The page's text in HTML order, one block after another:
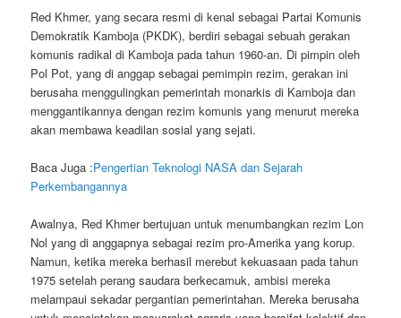
Red Khmer, yang secara resmi di kenal sebagai Partai Komunis
Demokratik Kamboja (PKDK), berdiri sebagai sebuah gerakan
komunis radikal di Kamboja pada tahun 1960-an. Di pimpin oleh
Pol Pot, yang di anggap sebagai pemimpin rezim, gerakan ini
berusaha menggulingkan pemerintah monarkis di Kamboja dan
menggantikannya dengan rezim komunis yang menurut mereka
akan membawa keadilan sosial yang sejati.
Baca Juga :Pengertian Teknologi NASA dan Sejarah
Perkembangannya
Awalnya, Red Khmer bertujuan untuk menumbangkan rezim Lon
Nol yang di anggapnya sebagai rezim pro-Amerika yang korup.
Namun, ketika mereka berhasil merebut kekuasaan pada tahun
1975 setelah perang saudara berkecamuk, ambisi mereka
melampaui sekadar pergantian pemerintahan. Mereka berusaha